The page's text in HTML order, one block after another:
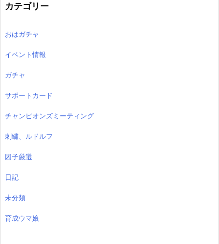
カテゴリー
おはガチャ
イベント情報
ガチャ
サポートカード
チャンピオンズミーティング
刺繍、ルドルフ
因子厳選
日記
未分類
育成ウマ娘